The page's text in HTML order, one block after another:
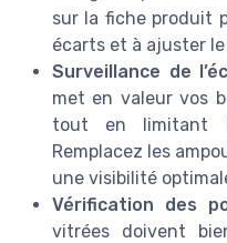
sur la fiche produit
écarts et à ajuster
Surveillance de
met en valeur vos
tout en limitant la
Remplacez les
une visibilité
Vérification des
vitrées doivent